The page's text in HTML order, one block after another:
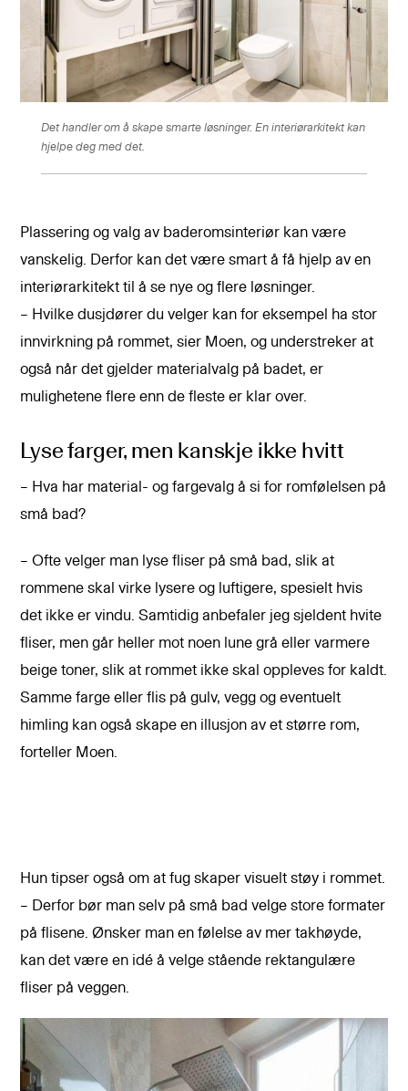
Det handler om å skape smarte løsninger. En interiørarkitekt kan
hjelpe deg med det.
Plassering og valg av baderomsinteriør kan være
vanskelig. Derfor kan det være smart å få hjelp av en
interiørarkitekt til å se nye og flere løsninger.
– Hvilke dusjdører du velger kan for eksempel ha stor
innvirkning på rommet, sier Moen, og understreker at
også når det gjelder materialvalg på badet, er
mulighetene flere enn de fleste er klar over.
Lyse farger, men kanskje ikke hvitt
– Hva har material- og fargevalg å si for romfølelsen på
små bad?
– Ofte velger man lyse fliser på små bad, slik at
rommene skal virke lysere og luftigere, spesielt hvis
det ikke er vindu. Samtidig anbefaler jeg sjeldent hvite
fliser, men går heller mot noen lune grå eller varmere
beige toner, slik at rommet ikke skal oppleves for kaldt.
Samme farge eller flis på gulv, vegg og eventuelt
himling kan også skape en illusjon av et større rom,
forteller Moen.
Hun tipser også om at fug skaper visuelt støy i rommet.
– Derfor bør man selv på små bad velge store formater
på flisene. Ønsker man en følelse av mer takhøyde,
kan det være en idé å velge stående rektangulære
fliser på veggen.